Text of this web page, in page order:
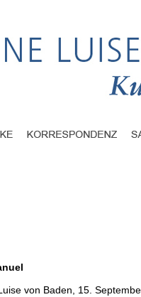
von Baden, 15.